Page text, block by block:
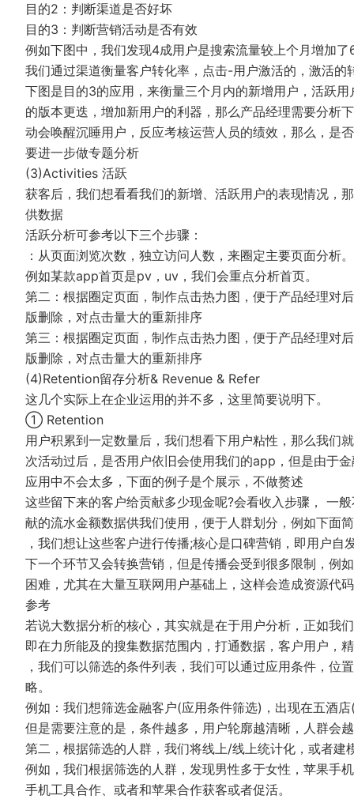
目的2：判断渠道是否好坏
目的3：判断营销活动是否有效
例如下图中，我们发现4成用户是搜索流量较上个月增加
我们通过渠道衡量客户转化率，点击-用户激活的，激活
下图是目的3的应用，来衡量三个月内的新增用户，活跃
的版本更迭，增加新用户的利器，那么产品经理需要分析
动会唤醒沉睡用户，反应考核运营人员的绩效，那么，是
要进一步做专题分析
(3)Activities 活跃
获客后，我们想看看我们的新增、活跃用户的表现情况，
供数据
活跃分析可参考以下三个步骤：
：从页面浏览次数，独立访问人数，来圈定主要页面分析。
例如某款app首页是pv，uv，我们会重点分析首页。
第二：根据圈定页面，制作点击热力图，便于产品经理对
版删除，对点击量大的重新排序
第三：根据圈定页面，制作点击热力图，便于产品经理对
版删除，对点击量大的重新排序
(4)Retention留存分析& Revenue & Refer
这几个实际上在企业运用的并不多，这里简要说明下。
① Retention
用户积累到一定数量后，我们想看下用户粘性，那么我
次活动过后，是否用户依旧会使用我们的app，但是由于
应用中不会太多，下面的例子是个展示，不做赘述
这些留下来的客户给贡献多少现金呢?会看收入步骤， 一
献的流水金额数据供我们使用，便于人群划分，例如下面
，我们想让这些客户进行传播;核心是口碑营销，即用户
下一个环节又会转换营销，但是传播会受到很多限制，例
困难，尤其在大量互联网用户基础上，这样会造成资源代
参考
若说大数据分析的核心，其实就是在于用户分析，正如我
即在力所能及的搜集数据范围内，打通数据，客户用户，
，我们可以筛选的条件列表，我们可以通过应用条件，
略。
例如：我们想筛选金融客户(应用条件筛选)，出现在五酒
但是需要注意的是，条件越多，用户轮廓越清晰，人群会
第二，根据筛选的人群，我们将线上/线上统计化，或者建
例如，我们根据筛选的人群，发现男性多于女性，苹果手
手机工具合作、或者和苹果合作获客或者促活。